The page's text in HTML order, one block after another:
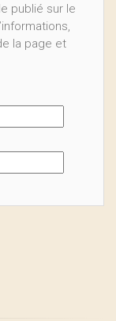
publié sur le
la page et